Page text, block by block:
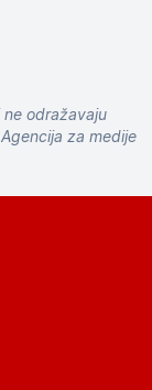
ne odražavaju
za medije